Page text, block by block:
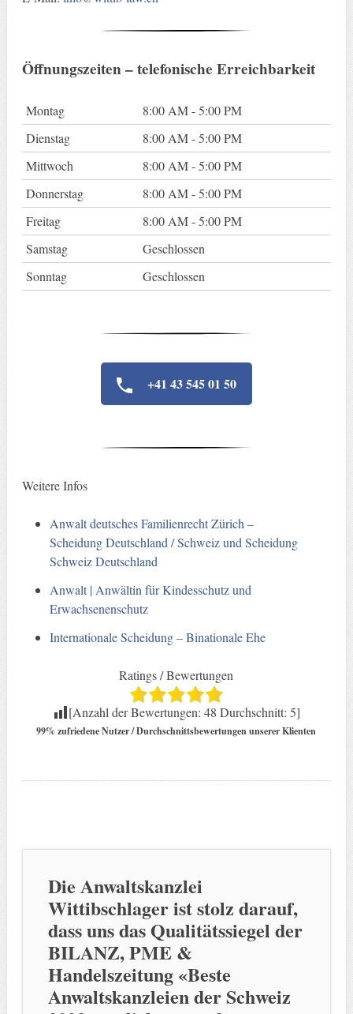
Öffnungszeiten – telefonische Erreichbarkeit
Montag
8:00 AM - 5:00 PM
Dienstag
8:00 AM - 5:00 PM
Mittwoch
8:00 AM - 5:00 PM
Donnerstag
8:00 AM - 5:00 PM
Freitag
8:00 AM - 5:00 PM
Samstag
Geschlossen
Sonntag
Geschlossen
+41 43 545 01 50
Weitere Infos
Anwalt deutsches Familienrecht Zürich –
Scheidung Deutschland / Schweiz und Scheidung
Schweiz Deutschland
Anwalt | Anwältin für Kindesschutz und
Erwachsenenschutz
Internationale Scheidung – Binationale Ehe
Ratings / Bewertungen
[Anzahl der Bewertungen: 48 Durchschnitt: 5]
99% zufriedene Nutzer / Durchschnittsbewertungen unserer Klienten
Die Anwaltskanzlei
Wittibschlager ist stolz darauf,
dass uns das Qualitätssiegel der
BILANZ, PME &
Handelszeitung «Beste
Anwaltskanzleien der Schweiz